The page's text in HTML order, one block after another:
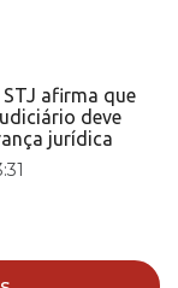
afirma que
deve
jurídica